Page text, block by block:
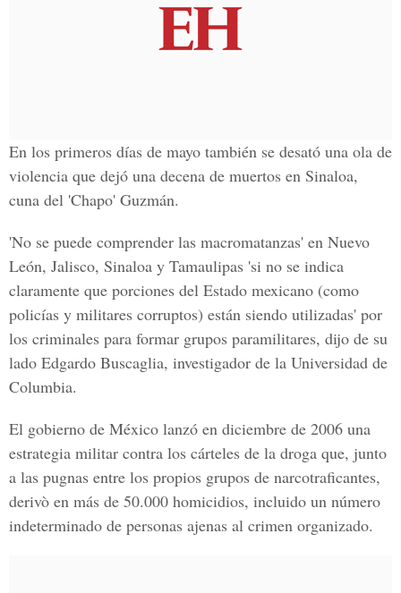
En los primeros días de mayo también se desató una ola de
violencia que dejó una decena de muertos en Sinaloa,
cuna del 'Chapo' Guzmán.
'No se puede comprender las macromatanzas' en Nuevo
León, Jalisco, Sinaloa y Tamaulipas 'si no se indica
claramente que porciones del Estado mexicano (como
policías y militares corruptos) están siendo utilizadas' por
los criminales para formar grupos paramilitares, dijo de su
lado Edgardo Buscaglia, investigador de la Universidad de
Columbia.
El gobierno de México lanzó en diciembre de 2006 una
estrategia militar contra los cárteles de la droga que, junto
a las pugnas entre los propios grupos de narcotraficantes,
derivò en más de 50.000 homicidios, incluido un número
indeterminado de personas ajenas al crimen organizado.